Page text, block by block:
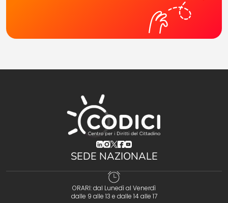
(opens in a new tab)
(opens in a new tab)
(opens in a new tab)
(opens in a new tab)
(opens in a new tab)
SEDE NAZIONALE
ORARI: dal Lunedì al Venerdì
dalle 9 alle 13 e dalle 14 alle 17